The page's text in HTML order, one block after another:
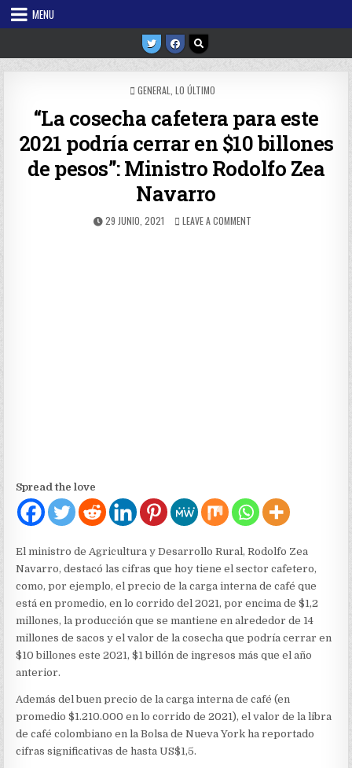
Skip
MENU
POSTED
GENERAL LO ÚLTIMO
“La cosecha cafetera para este
2021 podría cerrar en $10 billones
de pesos”: Ministro Rodolfo Zea
Navarro
PUBLISHED
29 JUNIO, 2021 LEAVE A COMMENTON
Spread the love
El ministro de Agricultura y Desarrollo Rural, Rodolfo Zea
Navarro, destacó las cifras que hoy tiene el sector cafetero,
como, por ejemplo, el precio de la carga interna de café que
está en promedio, en lo corrido del 2021, por encima de $1,2
millones, la producción que se mantiene en alrededor de 14
millones de sacos y el valor de la cosecha que podría cerrar en
$10 billones este 2021, $1 billón de ingresos más que el año
anterior.
Además del buen precio de la carga interna de café (en
promedio $1.210.000 en lo corrido de 2021), el valor de la libra
de café colombiano en la Bolsa de Nueva York ha reportado
cifras significativas de hasta US$1,5.